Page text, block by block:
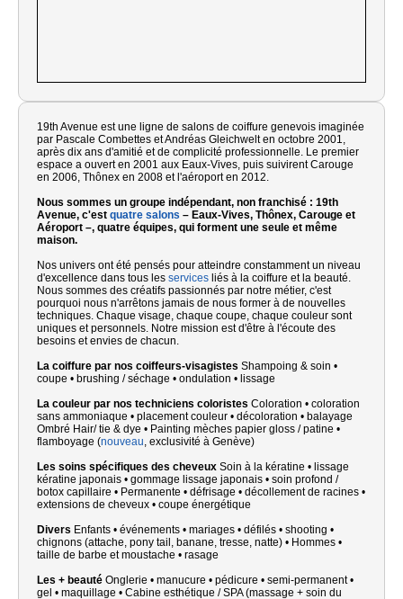
19th Avenue est une ligne de salons de coiffure genevois imaginée
par Pascale Combettes et Andréas Gleichwelt en octobre 2001,
après dix ans d'amitié et de complicité professionnelle. Le premier
espace a ouvert en 2001 aux Eaux-Vives, puis suivirent Carouge
en 2006, Thônex en 2008 et l'aéroport en 2012.
Nous sommes un groupe indépendant, non franchisé : 19th
Avenue, c'est quatre salons – Eaux-Vives, Thônex, Carouge et
Aéroport –, quatre équipes, qui forment une seule et même
maison.
Nos univers ont été pensés pour atteindre constamment un niveau
d'excellence dans tous les services liés à la coiffure et la beauté.
Nous sommes des créatifs passionnés par notre métier, c'est
pourquoi nous n'arrêtons jamais de nous former à de nouvelles
techniques. Chaque visage, chaque coupe, chaque couleur sont
uniques et personnels. Notre mission est d'être à l'écoute des
besoins et envies de chacun.
La coiffure par nos coiffeurs-visagistes Shampoing & soin •
coupe • brushing / séchage • ondulation • lissage
La couleur par nos techniciens coloristes Coloration • coloration
sans ammoniaque • placement couleur • décoloration • balayage
Ombré Hair/ tie & dye • Painting mèches papier gloss / patine •
flamboyage (nouveau, exclusivité à Genève)
Les soins spécifiques des cheveux Soin à la kératine • lissage
kératine japonais • gommage lissage japonais • soin profond /
botox capillaire • Permanente • défrisage • décollement de racines •
extensions de cheveux • coupe énergétique
Divers Enfants • événements • mariages • défilés • shooting •
chignons (attache, pony tail, banane, tresse, natte) • Hommes •
taille de barbe et moustache • rasage
Les + beauté Onglerie • manucure • pédicure • semi-permanent •
gel • maquillage • Cabine esthétique / SPA (massage + soin du